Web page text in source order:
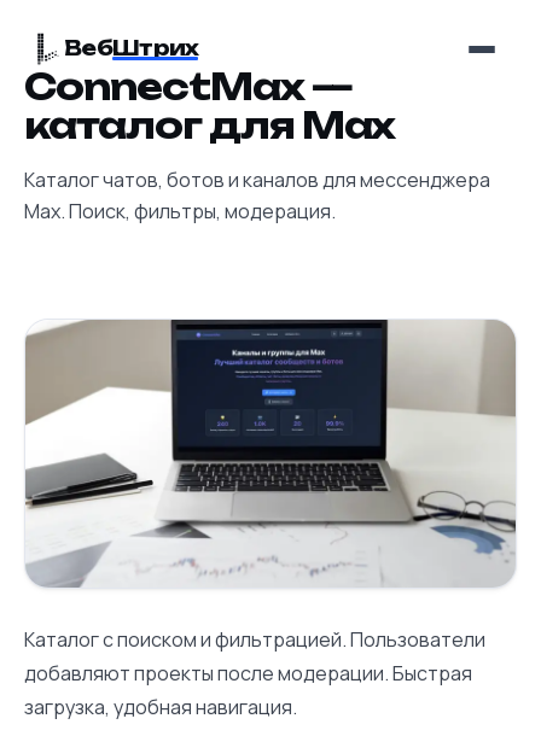
ВебШтрих
ConnectMax —
каталог для Max
Каталог чатов, ботов и каналов для мессенджера
Max. Поиск, фильтры, модерация.
Каталог с поиском и фильтрацией. Пользователи
добавляют проекты после модерации. Быстрая
загрузка, удобная навигация.